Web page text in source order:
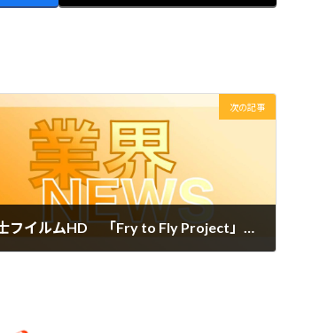
次の記事
富士フイルムHD 「Fry to Fly Project」に参画 社食の使用済み食用油を航空燃料SAFに